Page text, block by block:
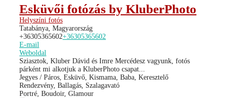
Esküvői fotózás by KluberPhoto
Helyszíni fotós
Tatabánya, Magyarország
+36305365602+36305365602
E-mail
Weboldal
Sziasztok, Kluber Dávid és Imre Mercédesz vagyunk, fotós
párként mi alkotjuk a KluberPhoto csapat...
Jegyes / Páros, Esküvő, Kismama, Baba, Keresztelő
Rendezvény, Ballagás, Szalagavató
Portré, Boudoir, Glamour